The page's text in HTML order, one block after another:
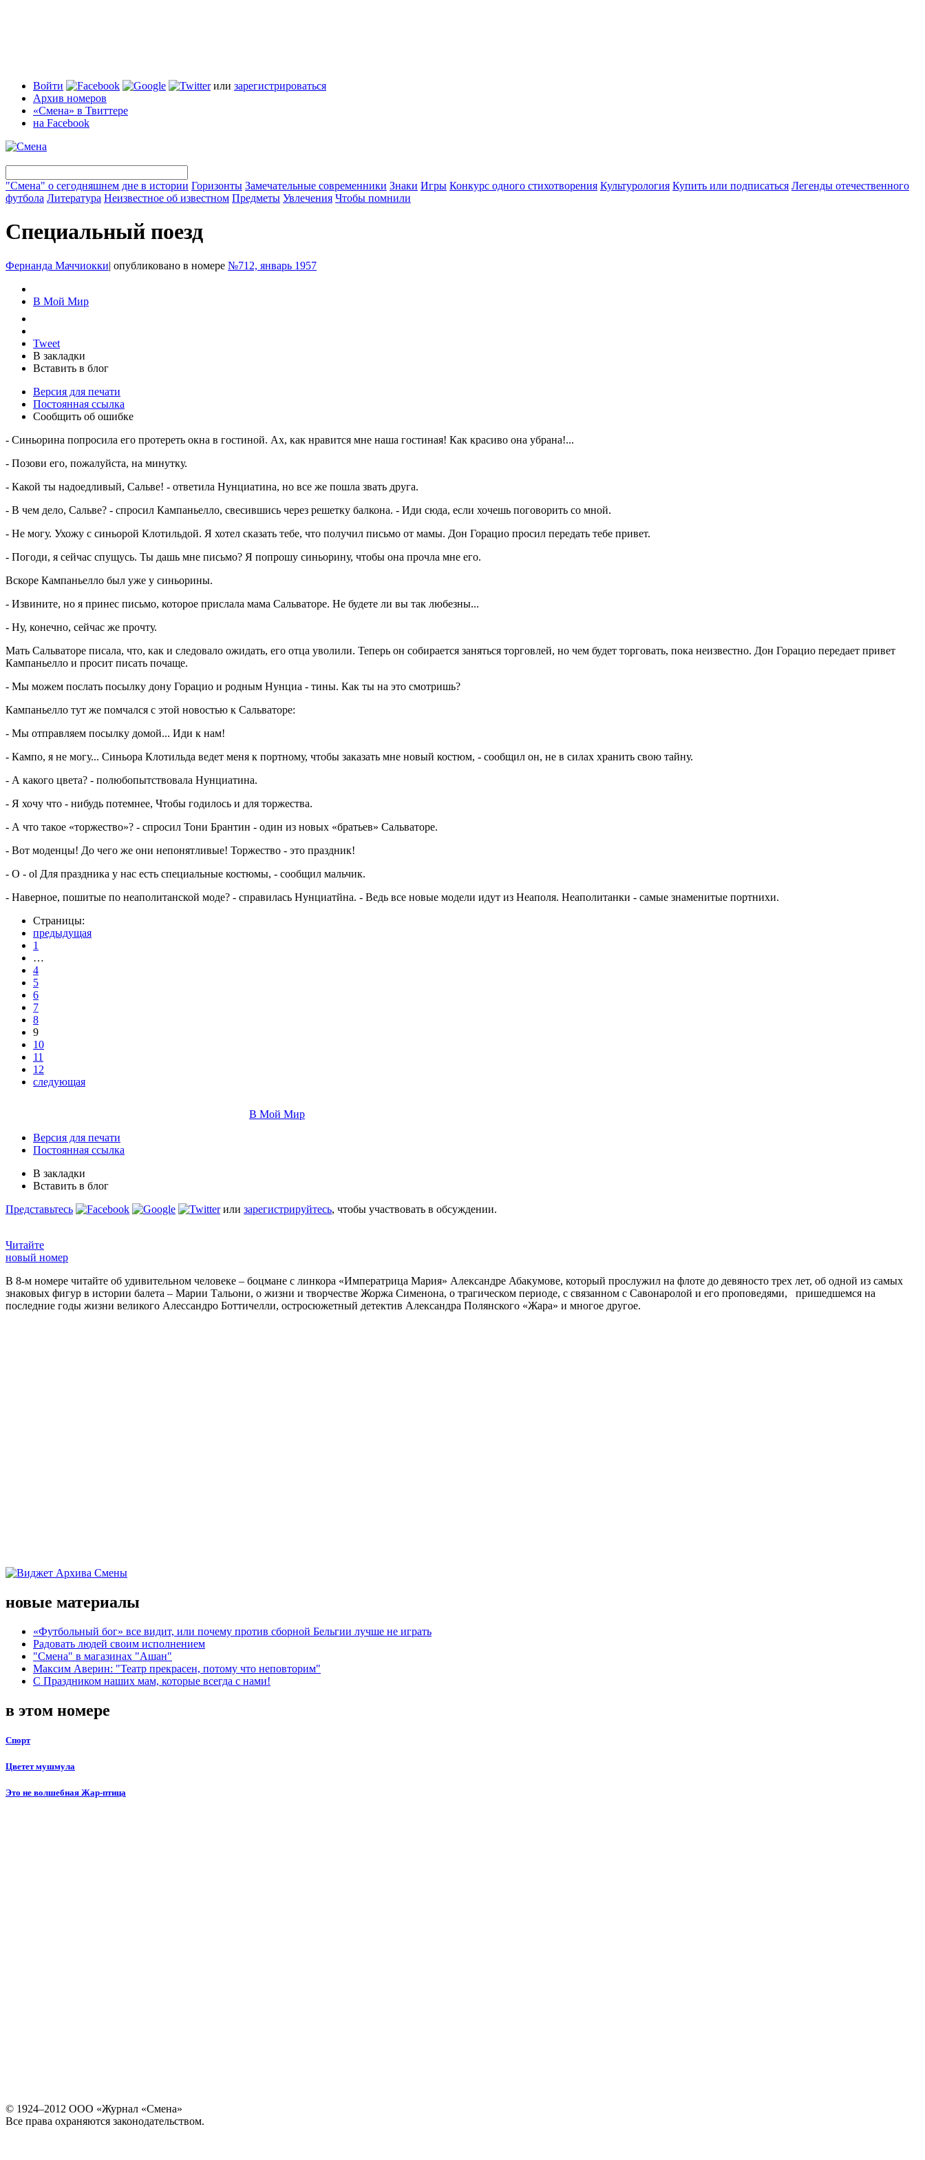
Войти или зарегистрироваться
Архив номеров
«Смена» в Твиттере
на Facebook
"Смена" о сегодняшнем дне в истории Горизонты Замечательные современники Знаки Игры Конкурс одного стихотворения Культурология Купить или подписаться Легенды отечественного
футбола Литература Неизвестное об известном Предметы Увлечения Чтобы помнили
Специальный поезд
Фернанда Маччиокки| опубликовано в номере №712, январь 1957
В Мой Мир
Tweet
В закладки
Вставить в блог
Версия для печати
Постоянная ссылка
Сообщить об ошибке
- Синьорина попросила его протереть окна в гостиной. Ах, как нравится мне наша гостиная! Как красиво она убрана!...
- Позови его, пожалуйста, на минутку.
- Какой ты надоедливый, Сальве! - ответила Нунциатина, но все же пошла звать друга.
- В чем дело, Сальве? - спросил Кампаньелло, свесившись через решетку балкона. - Иди сюда, если хочешь поговорить со мной.
- Не могу. Ухожу с синьорой Клотильдой. Я хотел сказать тебе, что получил письмо от мамы. Дон Горацио просил передать тебе привет.
- Погоди, я сейчас спущусь. Ты дашь мне письмо? Я попрошу синьорину, чтобы она прочла мне его.
Вскоре Кампаньелло был уже у синьорины.
- Извините, но я принес письмо, которое прислала мама Сальваторе. Не будете ли вы так любезны...
- Ну, конечно, сейчас же прочту.
Мать Сальваторе писала, что, как и следовало ожидать, его отца уволили. Теперь он собирается заняться торговлей, но чем будет торговать, пока неизвестно. Дон Горацио передает привет
Кампаньелло и просит писать почаще.
- Мы можем послать посылку дону Горацио и родным Нунциа - тины. Как ты на это смотришь?
Кампаньелло тут же помчался с этой новостью к Сальваторе:
- Мы отправляем посылку домой... Иди к нам!
- Кампо, я не могу... Синьора Клотильда ведет меня к портному, чтобы заказать мне новый костюм, - сообщил он, не в силах хранить свою тайну.
- А какого цвета? - полюбопытствовала Нунциатина.
- Я хочу что - нибудь потемнее, Чтобы годилось и для торжества.
- А что такое «торжество»? - спросил Тони Брантин - один из новых «братьев» Сальваторе.
- Вот моденцы! До чего же они непонятливые! Торжество - это праздник!
- O - ol Для праздника у нас есть специальные костюмы, - сообщил мальчик.
- Наверное, пошитые по неаполитанской моде? - справилась Нунциатйна. - Ведь все новые модели идут из Неаполя. Неаполитанки - самые знаменитые портнихи.
Страницы:
предыдущая
1
…
4
5
6
7
8
9
10
11
12
следующая
В Мой Мир
Версия для печати
Постоянная ссылка
В закладки
Вставить в блог
Представьтесь
или зарегистрируйтесь, чтобы участвовать в обсуждении.
Читайте
новый номер
В 8-м номере читайте об удивительном человеке – боцмане с линкора «Императрица Мария» Александре Абакумове, который прослужил на флоте до девяносто трех лет, об одной из самых
знаковых фигур в истории балета – Марии Тальони, о жизни и творчестве Жоржа Сименона, о трагическом периоде, с связанном с Савонаролой и его проповедями, пришедшемся на
последние годы жизни великого Алессандро Боттичелли, остросюжетный детектив Александра Полянского «Жара» и многое другое.
новые материалы
«Футбольный бог» все видит, или почему против сборной Бельгии лучше не играть
Радовать людей своим исполнением
"Смена" в магазинах "Ашан"
Максим Аверин: "Театр прекрасен, потому что неповторим"
С Праздником наших мам, которые всегда с нами!
в этом номере
Спорт
Цветет мушмула
Это не волшебная Жар-птица
© 1924–2012 ООО «Журнал «Смена»
Все права охраняются законодательством.